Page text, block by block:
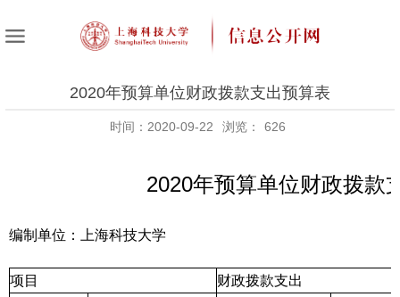
2020年预算单位财政拨款支出预算表
时间：2020-09-22 浏览： 626
2020年预算单位财政拨款
编制单位：上海科技大学
项目
财政拨款支出